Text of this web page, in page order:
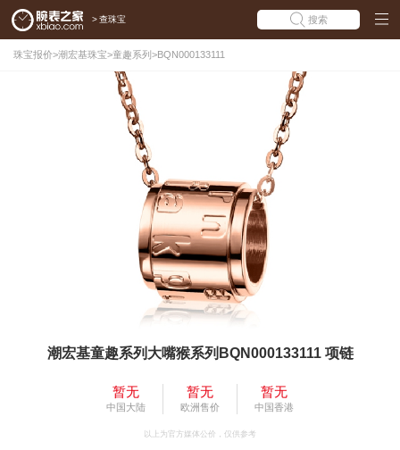
> 查珠宝 搜索
珠宝报价>潮宏基珠宝>童趣系列 >BQN000133111
潮宏基童趣系列大嘴猴系列BQN000133111 项链
暂无
中国大陆
暂无
欧洲售价
暂无
中国香港
以上为官方媒体公价，仅供参考